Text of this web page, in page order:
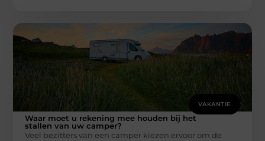
VAKANTIE
Waar moet u rekening mee houden bij het
stallen van uw camper?
Veel bezitters van een camper kiezen ervoor om de